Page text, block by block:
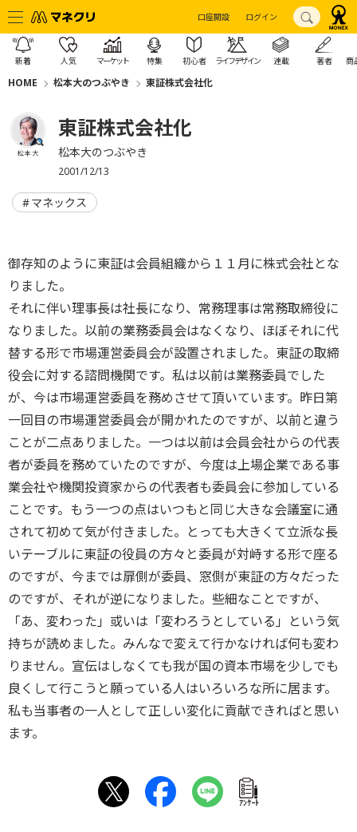
口座開設 ログイン
新着 人気 マーケット 特集 初心者 ライフデザイン 連載 著者 商
HOME 松本大のつぶやき 東証株式会社化
松本 大
東証株式会社化
松本大のつぶやき
2001/12/13
マネックス
御存知のように東証は会員組織から１１月に株式会社とな
りました。
それに伴い理事長は社長になり、常務理事は常務取締役に
なりました。以前の業務委員会はなくなり、ほぼそれに代
替する形で市場運営委員会が設置されました。東証の取締
役会に対する諮問機関です。私は以前は業務委員でした
が、今は市場運営委員を務めさせて頂いています。昨日第
一回目の市場運営委員会が開かれたのですが、以前と違う
ことが二点ありました。一つは以前は会員会社からの代表
者が委員を務めていたのですが、今度は上場企業である事
業会社や機関投資家からの代表者も委員会に参加している
ことです。もう一つの点はいつもと同じ大きな会議室に通
されて初めて気が付きました。とっても大きくて立派な長
いテーブルに東証の役員の方々と委員が対峙する形で座る
のですが、今までは扉側が委員、窓側が東証の方々だった
のですが、それが逆になりました。些細なことですが、
「あ、変わった」或いは「変わろうとしている」という気
持ちが読めました。みんなで変えて行かなければ何も変わ
りません。宣伝はしなくても我が国の資本市場を少しでも
良くして行こうと願っている人はいろいろな所に居ます。
私も当事者の一人として正しい変化に貢献できればと思い
ます。
ｱﾝｹｰﾄ